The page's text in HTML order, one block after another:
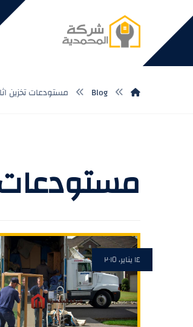
Blog مستودعات تخزين
مستودعات
١٤ يناير، ٢٠١٥